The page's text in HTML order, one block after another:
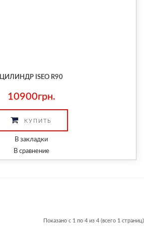
ЦИЛИНДР ISEO R90
10900грн.
КУПИТЬ
В закладки
В сравнение
Показано с 1 по 4 из 4 (всего 1 страниц)